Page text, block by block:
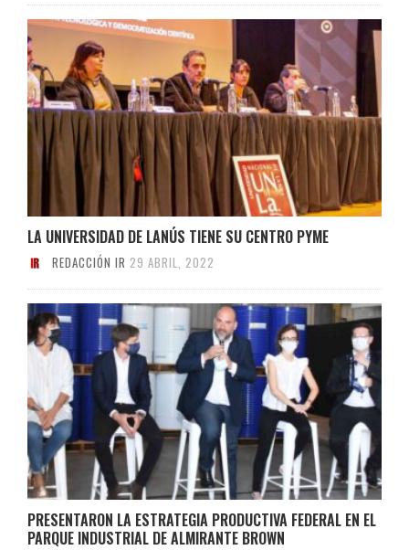
LA UNIVERSIDAD DE LANÚS TIENE SU CENTRO PYME
REDACCIÓN IR 29 ABRIL, 2022
PRESENTARON LA ESTRATEGIA PRODUCTIVA FEDERAL EN EL
PARQUE INDUSTRIAL DE ALMIRANTE BROWN